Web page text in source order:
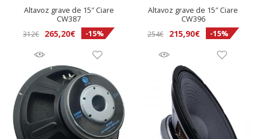
Altavoz grave de 15″ Ciare
CW387
312€
El
original
era:
312€.
265,20€El
actual
es:
265,20€.
-15%
Altavoz grave de 15″ Ciare
CW396
254€
El
original
era:
254€.
215,90€El
actual
215,90€.
-15%